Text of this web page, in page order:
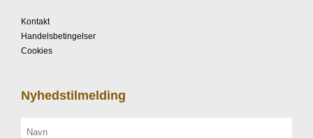
Kontakt
Handelsbetingelser
Cookies
Nyhedstilmelding